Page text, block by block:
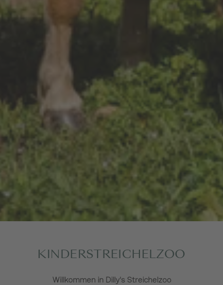
KINDERSTREICHELZOO
Willkommen in Dilly's Streichelzoo